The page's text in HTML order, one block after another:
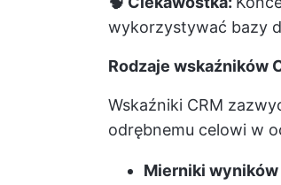
wykorzystywać bazy
Rodzaje wskaźników
Wskaźniki CRM
odrębnemu celowi w
Mierniki